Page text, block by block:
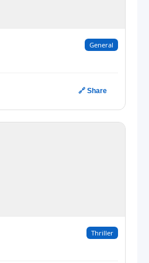
General
🔗 Share
Thriller